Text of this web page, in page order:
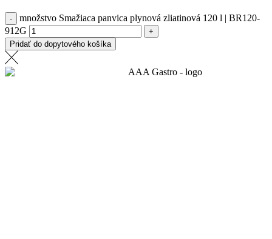
množstvo Smažiaca panvica plynová zliatinová 120 l | BR120-
912G
Pridať do dopytového košíka